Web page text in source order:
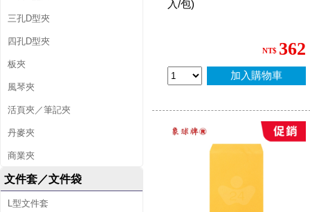
三孔D型夾
四孔D型夾
板夾
風琴夾
活頁夾／筆記夾
丹麥夾
商業夾
文件套／文件袋
L型文件套
入/包)
NT$ 362
加入購物車